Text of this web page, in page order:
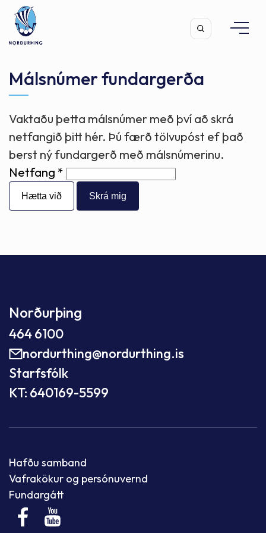
Leita
Málsnúmer fundargerða
Vaktaðu þetta málsnúmer með því að skrá
netfangið þitt hér. Þú færð tölvupóst ef það
berst ný fundargerð með málsnúmerinu.
Netfang
Hætta við
Norðurþing
464 6100
nordurthing@nordurthing.is
Starfsfólk
KT: 640169-5599
Hafðu samband
Vafrakökur og persónuvernd
Fundargátt